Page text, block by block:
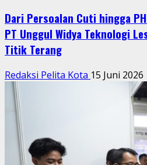
Dari Persoalan Cuti hingga
PT Unggul Widya Teknologi
Titik Terang
Redaksi Pelita Kota 15 Juni 2026